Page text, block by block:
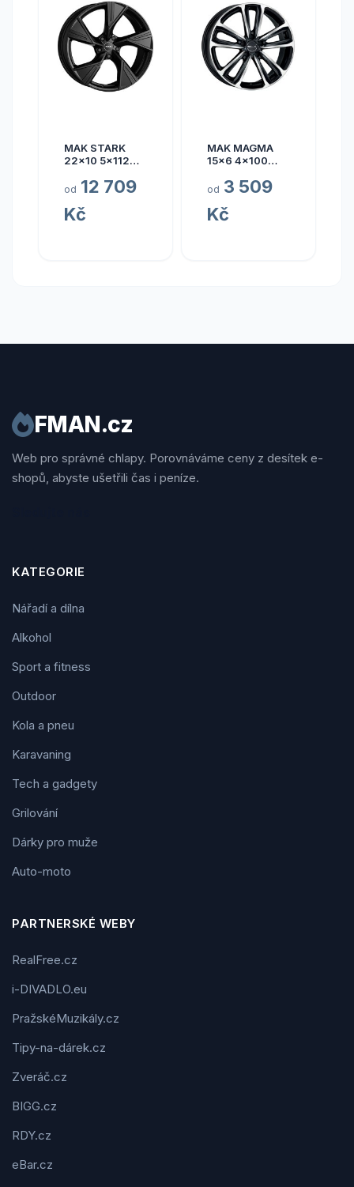
MAK STARK
22x10 5x112
od 12 709
Kč
MAK MAGMA
15x6 4x100
od 3 509
Kč
FMAN.cz
Web pro správné chlapy. Porovnáváme ceny z desítek e-
shopů, abyste ušetřili čas i peníze.
KATEGORIE
Nářadí a dílna
Alkohol
Sport a fitness
Outdoor
Kola a pneu
Karavaning
Tech a gadgety
Grilování
Dárky pro muže
Auto-moto
PARTNERSKÉ WEBY
RealFree.cz
i-DIVADLO.eu
PražskéMuzikály.cz
Tipy-na-dárek.cz
Zveráč.cz
BIGG.cz
RDY.cz
eBar.cz